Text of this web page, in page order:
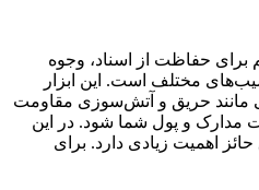
برای حفاظت از اسناد، وجوه
مختلف است. این ابزار
مانند حریق و آتش‌سوزی مقاومت
مدارک و پول شما شود. در این
اهمیت زیادی دارد. برای